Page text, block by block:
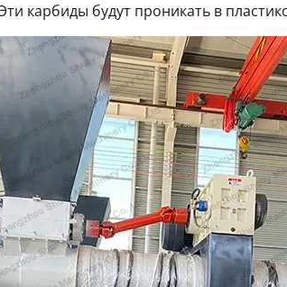
карбиды будут проникать в